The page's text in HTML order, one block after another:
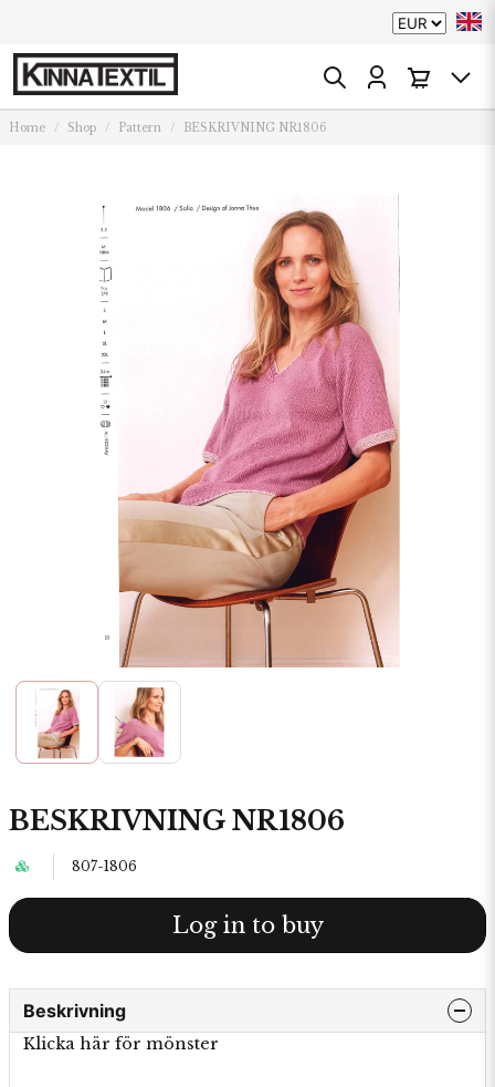
Home Shop Pattern BESKRIVNING NR1806
BESKRIVNING NR1806
807-1806
Log in to buy
Beskrivning
Klicka här för mönster